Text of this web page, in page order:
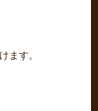
ます。